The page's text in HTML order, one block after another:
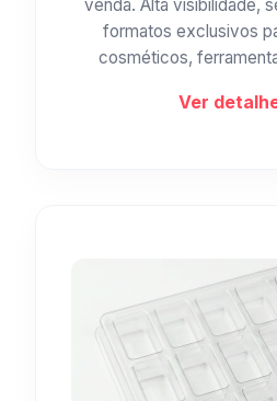
venda. Alta visibilidade,
formatos exclusivos
cosméticos,
Ver